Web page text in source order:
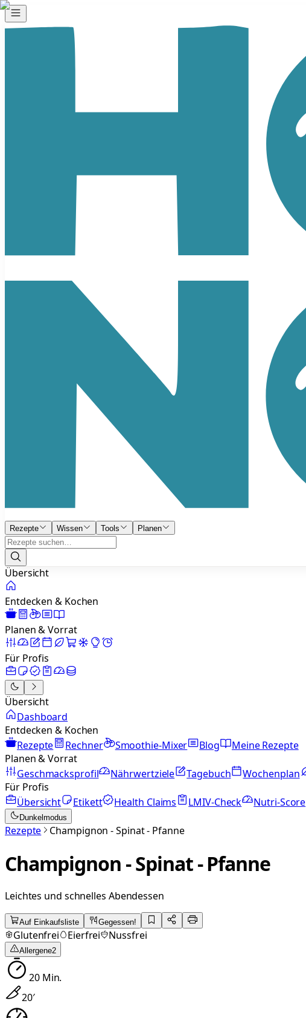
Rezepte Wissen Tools Planen
Übersicht
Entdecken & Kochen
Planen & Vorrat
Für Profis
Übersicht
Dashboard
Entdecken & Kochen
Rezepte
Rechner Smoothie-Mixer Blog
Meine Rezepte
Planen & Vorrat
Geschmacksprofil
Nährwertziele Tagebuch Wochenplan
Für Profis
Übersicht
Etikett Health Claims LMIV-Check Nutri-Score
Dunkelmodus
Rezepte Champignon - Spinat - Pfanne
Champignon - Spinat - Pfanne
Leichtes und schnelles Abendessen
Auf Einkaufsliste Gegessen!
Glutenfrei Eierfrei Nussfrei
Allergene2
20Min.
20′